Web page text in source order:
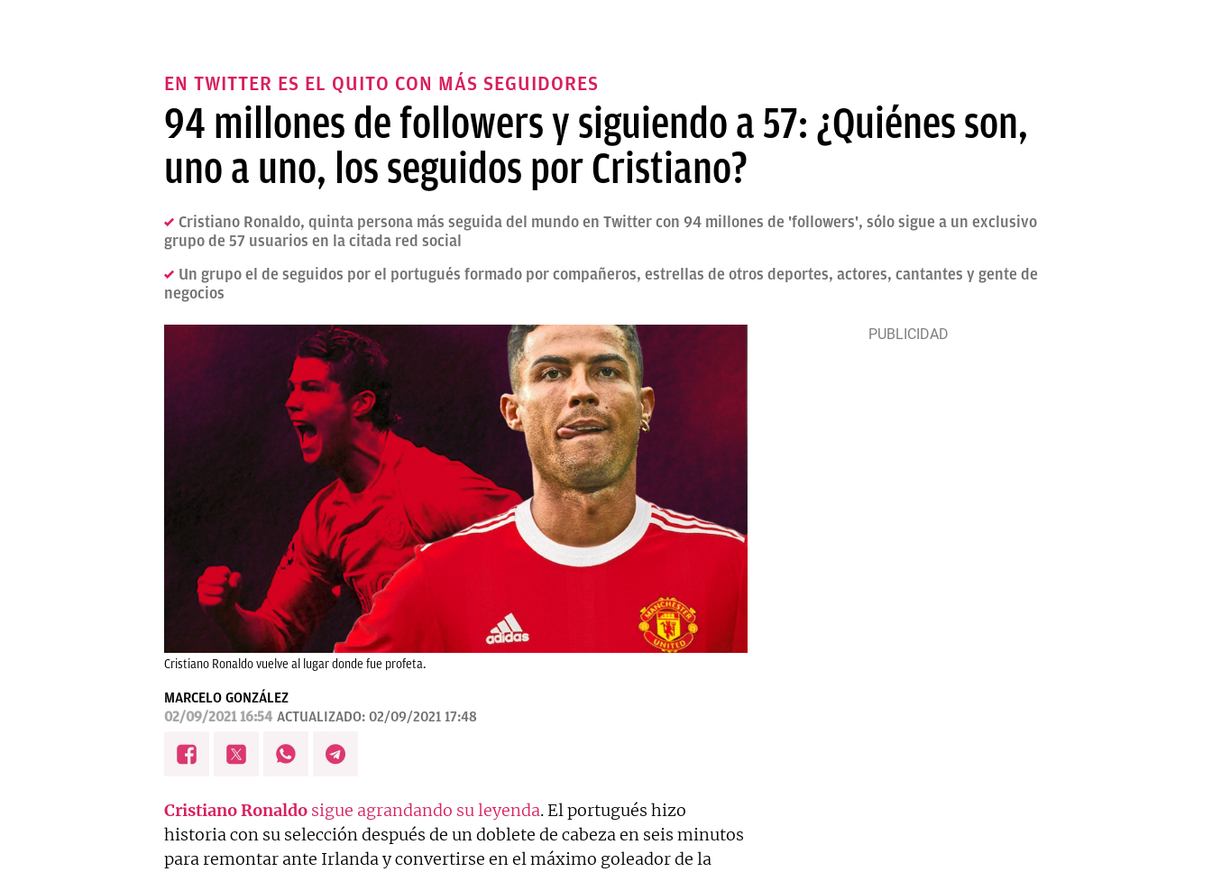
EN TWITTER ES EL QUITO CON MÁS SEGUIDORES
94 millones de followers y siguiendo a 57: ¿Quiénes son,
uno a uno, los seguidos por Cristiano?
Cristiano Ronaldo, quinta persona más seguida del mundo en Twitter con 94 millones de 'followers', sólo sigue a un exclusivo
grupo de 57 usuarios en la citada red social
Un grupo el de seguidos por el portugués formado por compañeros, estrellas de otros deportes, actores, cantantes y gente de
negocios
Cristiano Ronaldo vuelve al lugar donde fue profeta.
MARCELO GONZÁLEZ
02/09/2021 16:54 ACTUALIZADO: 02/09/2021 17:48
Cristiano Ronaldo sigue agrandando su leyenda. El portugués hizo
historia con su selección después de un doblete de cabeza en seis minutos
para remontar ante Irlanda y convertirse en el máximo goleador de la